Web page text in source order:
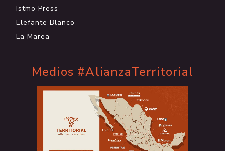
Istmo Press
Elefante Blanco
La Marea
Medios #AlianzaTerritorial